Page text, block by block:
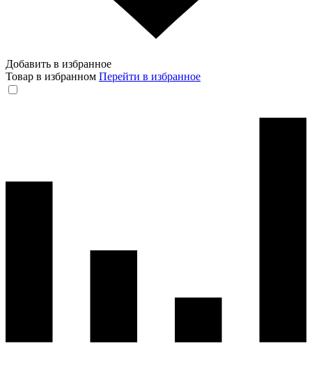
Добавить в избранное
Товар в избранном Перейти в избранное